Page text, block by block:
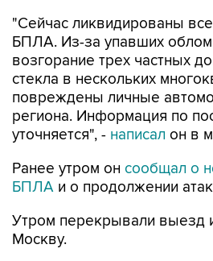
"Сейчас ликвидированы
БПЛА. Из-за упавших
возгорание трех частных
стекла в нескольких
повреждены личные
региона. Информация по
уточняется", - написал он в
Ранее утром он сообщал о
БПЛА и о продолжении
Утром перекрывали выезд
Москву.